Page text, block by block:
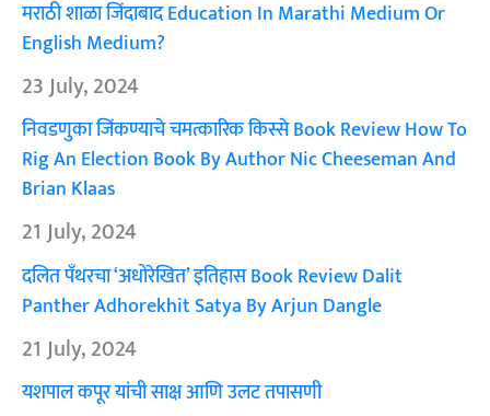
मराठी शाळा जिंदाबाद Education In Marathi Medium Or
English Medium?
23 July, 2024
निवडणुका जिंकण्याचे चमत्कारिक किस्से Book Review How To
Rig An Election Book By Author Nic Cheeseman And
Brian Klaas
21 July, 2024
दलित पँथरचा ‘अधोरेखित’ इतिहास Book Review Dalit
Panther Adhorekhit Satya By Arjun Dangle
21 July, 2024
यशपाल कपूर यांची साक्ष आणि उलट तपासणी